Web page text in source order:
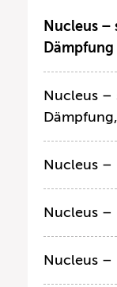
Nucleus –
Dämpfung
Nucleus –
Nucleus –
Nucleus –
Nucleus –